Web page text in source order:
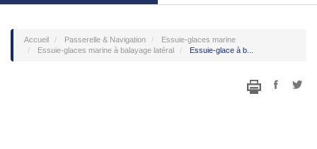
Accueil Passerelle & Navigation
Essuie-glaces marine
Essuie-glaces marine à balayage latéral
Essuie-glace à b...